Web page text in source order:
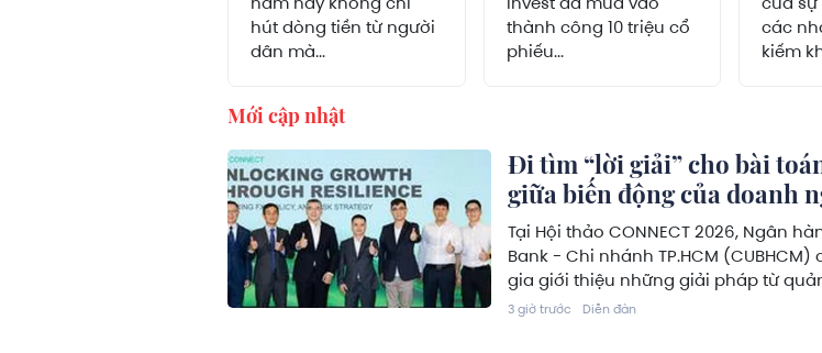
hút dòng tiền từ người
dân mà...
thành công 10 triệu cổ
phiếu...
các
kiếm
Mới cập nhật
Đi tìm “lời giải” cho bài
giữa biến động của doanh
Tại Hội thảo CONNECT 2026, Ngân
Bank - Chi nhánh TP.HCM
gia giới thiệu những giải pháp từ
phòng ngừa rủi ro ngoại hối đến tài
3 giờ trước Diễn đàn